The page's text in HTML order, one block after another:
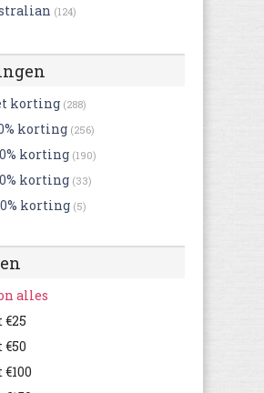
(124)
(23)
Knights (4)
(53)
Active
(181)
(389)
korting (288)
korting (256)
korting (190)
korting (33)
korting (5)
alles
€25
€50
€100